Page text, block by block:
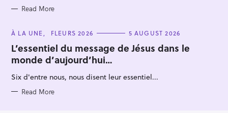
Read More
C
T
E
G
O
I
S
À LA UNE FLEURS 2026 5 AUGUST 2026
L’essentiel du message de Jésus dans le
monde d’aujourd’hui…
Six d'entre nous, nous disent leur essentiel...
Read More